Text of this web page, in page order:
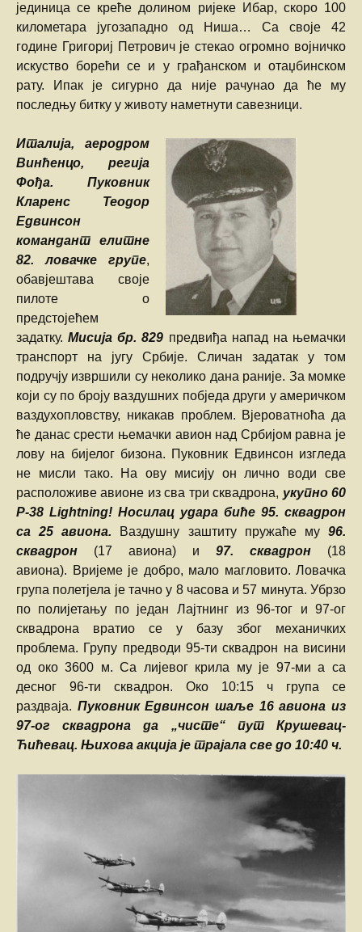
јединица се креће долином ријеке Ибар, скоро 100
километара југозападно од Ниша… Са своје 42
године Григориj Петрович je стекао огромно војничко
искуство борећи се и у грађанском и отaџбинском
рату. Ипак је сигурно да није рачунао да ће му
последњу битку у животу наметнути савезници.
Италија, аеродром
Винћенцо, регија
Фођа. Пуковник
Кларенс Теодор
Едвинсон
командант елитне
82. ловачке групе,
обавјештава своје
пилоте о
предстојећем
задатку.Мисија бр. 829 предвиђа напад на њемачки
транспорт на југу Србије. Сличан задатак у том
подручју извршили су неколико дана раније. За момке
који су по броју ваздушних побједа други у америчком
ваздухопловству, никакав проблем. Вјероватноћа да
ће данас срести њемачки авион над Србијом равна је
лову на бијелог бизона. Пуковник Едвинсон изгледа
не мисли тако. На ову мисију он лично води све
расположиве авионе из сва три сквадрона, укупно 60
P-38 Lightning! Носилац удара биће 95. сквадрон
са 25 авиона. Ваздушну заштиту пружаће му96.
сквадрон (17 авиона) и 97. сквадрон (18
авиона). Вријеме је добро, мало магловито. Ловачка
група полетјела је тачно у 8 часова и 57 минута. Убрзо
по полијетању по један Лајтнинг из 96-тог и 97-ог
сквадрона вратио се у базу због механичких
проблема. Групу предводи 95-ти сквадрон на висини
од око 3600 м. Са лијевог крила му је 97-ми а са
десног 96-ти сквадрон. Око 10:15 ч група се
раздваја. Пуковник Едвинсон шаље 16 авиона из
97-ог сквадрона да „чисте“ пут Крушевац-
Ћићевац. Њихова акција је трајала све до 10:40 ч.